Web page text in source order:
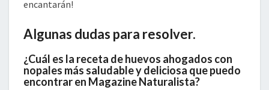
encantarán!
Algunas dudas para resolver.
¿Cuál es la receta de huevos ahogados con
nopales más saludable y deliciosa que puedo
encontrar en Magazine Naturalista?